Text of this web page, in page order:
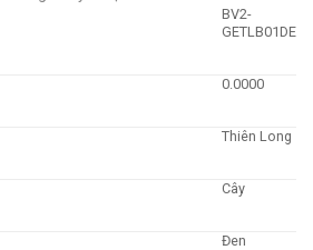
BV2-
GETLB01DE
0.0000
Thiên Long
Cây
Đen